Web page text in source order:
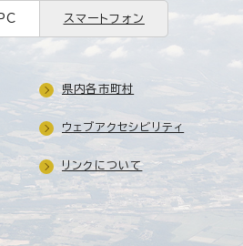
PC スマートフォン
県内各市町村
ウェブアクセシビリティ
リンクについて